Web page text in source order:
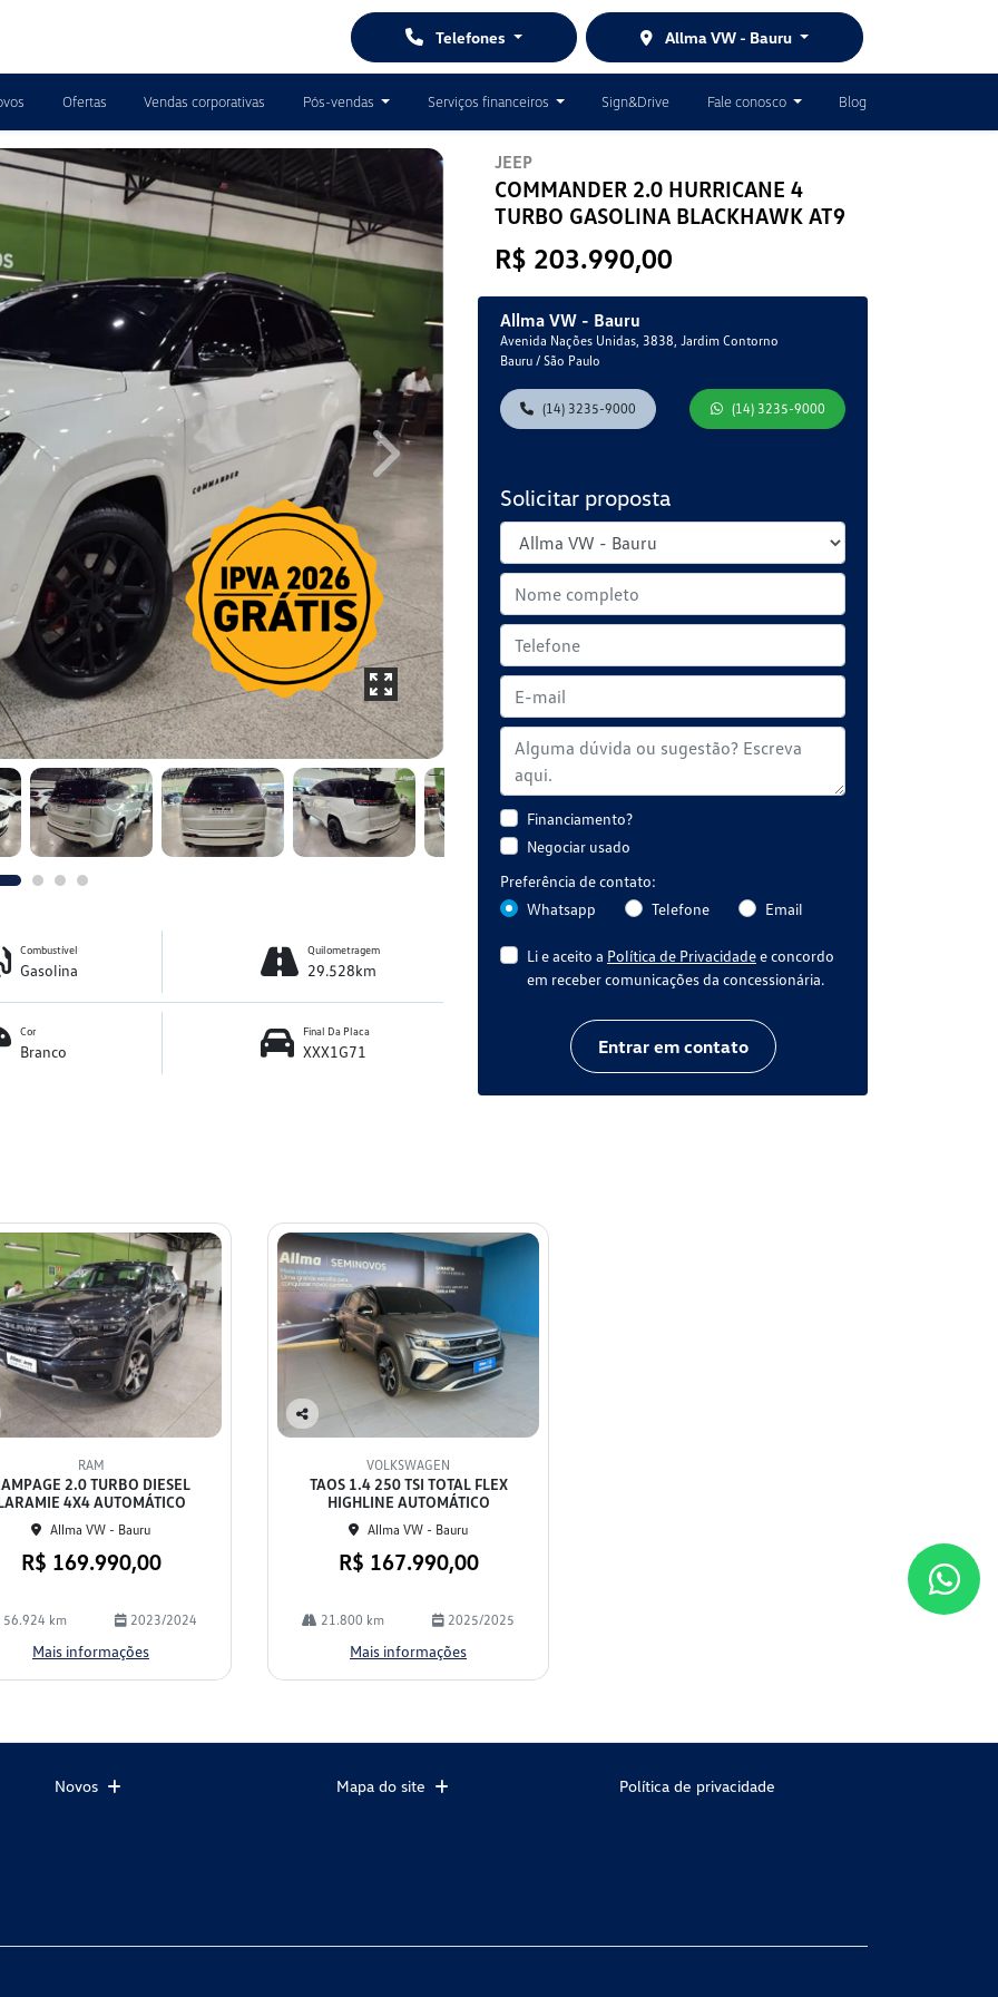
Telefones Allma VW - Bauru
Ofertas Vendas corporativas Pós-vendas Serviços financeiros Sign&Drive Fale conosco Blog
JEEP
COMMANDER 2.0 HURRICANE 4
TURBO GASOLINA BLACKHAWK AT9
R$ 203.990,00
Allma VW - Bauru
Avenida Nações Unidas, 3838, Jardim Contorno
Bauru / São Paulo
(14) 3235-9000 (14) 3235-9000
Solicitar proposta
Financiamento?
Negociar usado
Preferência de contato:
Whatsapp
Telefone Email
Li e aceito a Política de Privacidadee concordo
em receber comunicações da concessionária.
Entrar em contato
Next
Combustível
Gasolina
Quilometragem
29.528km
Cor
Branco
Final Da Placa
XXX1G71
RAM
2.0 TURBO DIESEL
4X4 AUTOMÁTICO
Allma VW - Bauru
R$ 169.990,00
56.924 km 2023/2024
Mais informações
Co
VOLKSWAGEN
TAOS 1.4 250 TSI TOTAL FLEX
HIGHLINE AUTOMÁTICO
Allma VW - Bauru
R$ 167.990,00
21.800 km 2025/2025
Mais informações
Novos Mapa do site Política de privacidade